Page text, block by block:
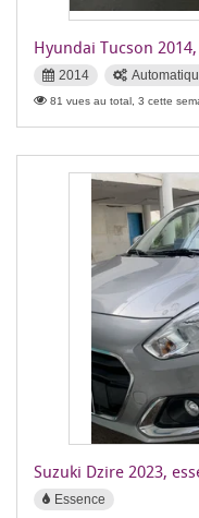
Hyundai Tucson
2014
81 vues au total, 3 cette
Suzuki Dzire 2023,
Essence